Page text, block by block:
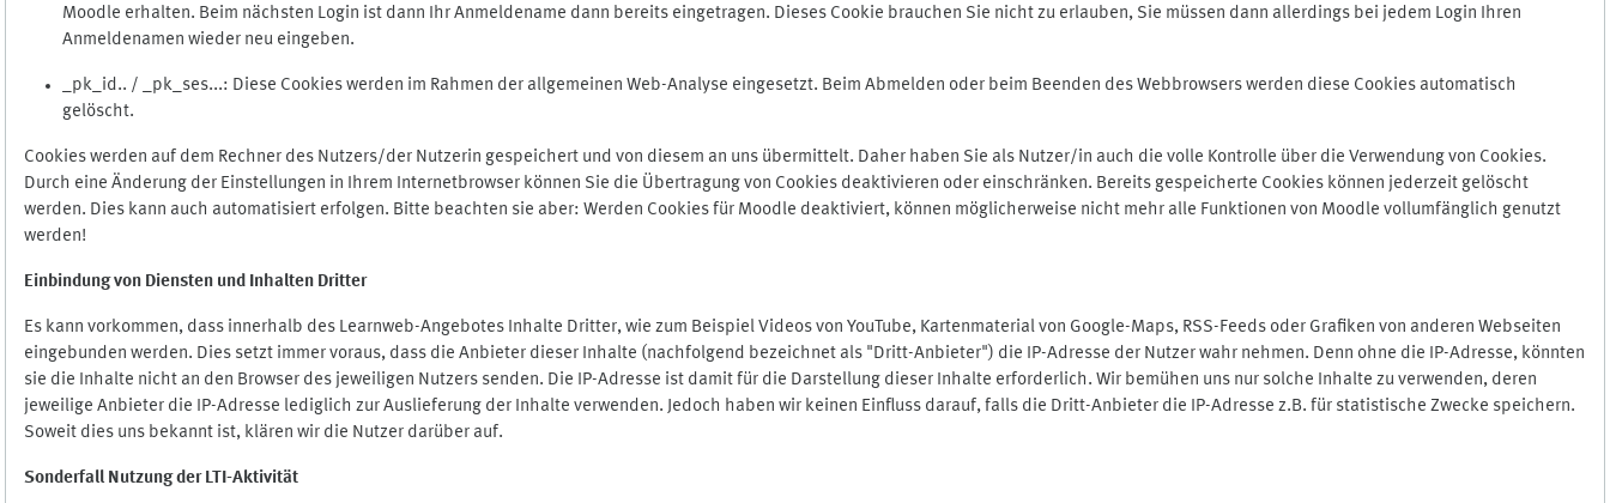
Moodle erhalten. Beim nächsten Login ist dann Ihr Anmeldename dann bereits eingetragen. Dieses Cookie brauchen Sie nicht zu erlauben, Sie müssen dann allerdings bei jedem Login Ihren
Anmeldenamen wieder neu eingeben.
_pk_id.. / _pk_ses...: Diese Cookies werden im Rahmen der allgemeinen Web-Analyse eingesetzt. Beim Abmelden oder beim Beenden des Webbrowsers werden diese Cookies automatisch
gelöscht.
Cookies werden auf dem Rechner des Nutzers/der Nutzerin gespeichert und von diesem an uns übermittelt. Daher haben Sie als Nutzer/in auch die volle Kontrolle über die Verwendung von Cookies.
Durch eine Änderung der Einstellungen in Ihrem Internetbrowser können Sie die Übertragung von Cookies deaktivieren oder einschränken. Bereits gespeicherte Cookies können jederzeit gelöscht
werden. Dies kann auch automatisiert erfolgen. Bitte beachten sie aber: Werden Cookies für Moodle deaktiviert, können möglicherweise nicht mehr alle Funktionen von Moodle vollumfänglich genutzt
werden!
Einbindung von Diensten und Inhalten Dritter
Es kann vorkommen, dass innerhalb des Learnweb-Angebotes Inhalte Dritter, wie zum Beispiel Videos von YouTube, Kartenmaterial von Google-Maps, RSS-Feeds oder Grafiken von anderen Webseiten
eingebunden werden. Dies setzt immer voraus, dass die Anbieter dieser Inhalte (nachfolgend bezeichnet als "Dritt-Anbieter") die IP-Adresse der Nutzer wahr nehmen. Denn ohne die IP-Adresse, könnten
sie die Inhalte nicht an den Browser des jeweiligen Nutzers senden. Die IP-Adresse ist damit für die Darstellung dieser Inhalte erforderlich. Wir bemühen uns nur solche Inhalte zu verwenden, deren
jeweilige Anbieter die IP-Adresse lediglich zur Auslieferung der Inhalte verwenden. Jedoch haben wir keinen Einfluss darauf, falls die Dritt-Anbieter die IP-Adresse z.B. für statistische Zwecke speichern.
Soweit dies uns bekannt ist, klären wir die Nutzer darüber auf.
Sonderfall Nutzung der LTI-Aktivität